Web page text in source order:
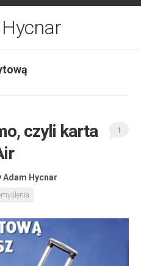
czyli karta
Adam Hycnar
1